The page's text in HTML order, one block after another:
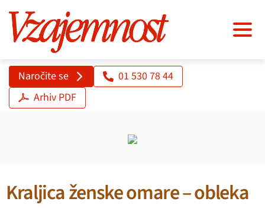
Naročite se
01 530 78 44
Arhiv PDF
Kraljica ženske omare – obleka